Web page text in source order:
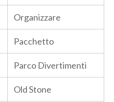
Organizzare
Pacchetto
Parco Divertimenti
Old Stone